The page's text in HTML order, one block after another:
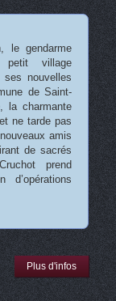
le gendarme
village
ses nouvelles
de Saint-
la charmante
ne tarde pas
amis
de sacrés
prend
d’opérations
Plus d'infos